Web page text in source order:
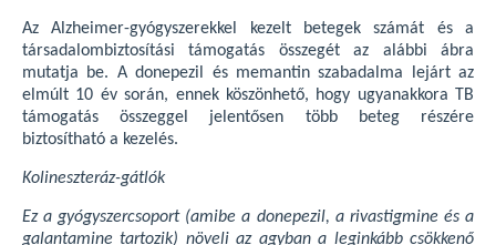
Az Alzheimer-gyógyszerekkel kezelt betegek számát és a
társadalombiztosítási támogatás összegét az alábbi ábra
mutatja be. A donepezil és memantin szabadalma lejárt az
elmúlt 10 év során, ennek köszönhető, hogy ugyanakkora TB
támogatás összeggel jelentősen több beteg részére
biztosítható a kezelés.
Kolineszteráz-gátlók
Ez a gyógyszercsoport (amibe a donepezil, a rivastigmine és a
galantamine tartozik) növeli az agyban a leginkább csökkenő